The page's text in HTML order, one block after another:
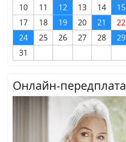
10
11 12 13 14 15
17
18 19 20 21 22
24
25 26 27 28 29
31
Онлайн-передплата